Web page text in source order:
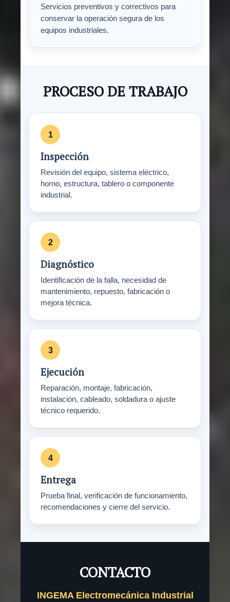
Servicios preventivos y correctivos para
conservar la operación segura de los
equipos industriales.
PROCESO DE TRABAJO
Inspección
Revisión del equipo, sistema eléctrico,
horno, estructura, tablero o componente
industrial.
Diagnóstico
Identificación de la falla, necesidad de
mantenimiento, repuesto, fabricación o
mejora técnica.
Ejecución
Reparación, montaje, fabricación,
instalación, cableado, soldadura o ajuste
técnico requerido.
Entrega
Prueba final, verificación de funcionamiento,
recomendaciones y cierre del servicio.
CONTACTO
INGEMA Electromecánica Industrial